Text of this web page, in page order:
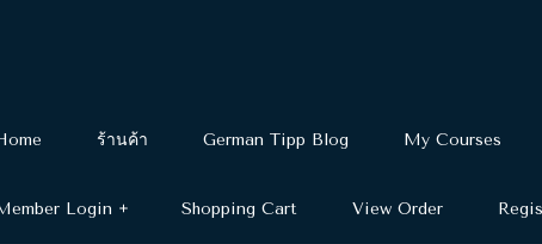
ร้านค้า German Tipp Blog My Courses
Login Shopping Cart View Order